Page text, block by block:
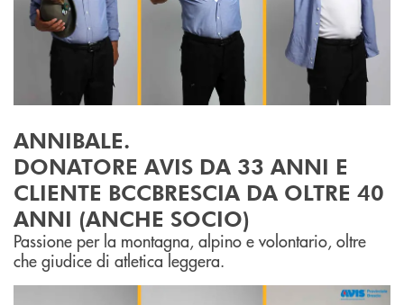
ANNIBALE.
DONATORE AVIS DA 33 ANNI E
CLIENTE BCCBRESCIA DA OLTRE 40
ANNI (ANCHE SOCIO)
Passione per la montagna, alpino e volontario, oltre
che giudice di atletica leggera.